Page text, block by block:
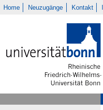
Home Neuzugänge Kontakt